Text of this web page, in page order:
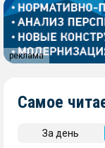
реклама
Самое
За день